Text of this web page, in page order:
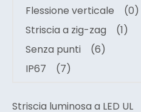
Flessione verticale
(0)
Striscia a zig-zag
(1)
Senza punti
(6)
IP67
(7)
Striscia luminosa a LED UL